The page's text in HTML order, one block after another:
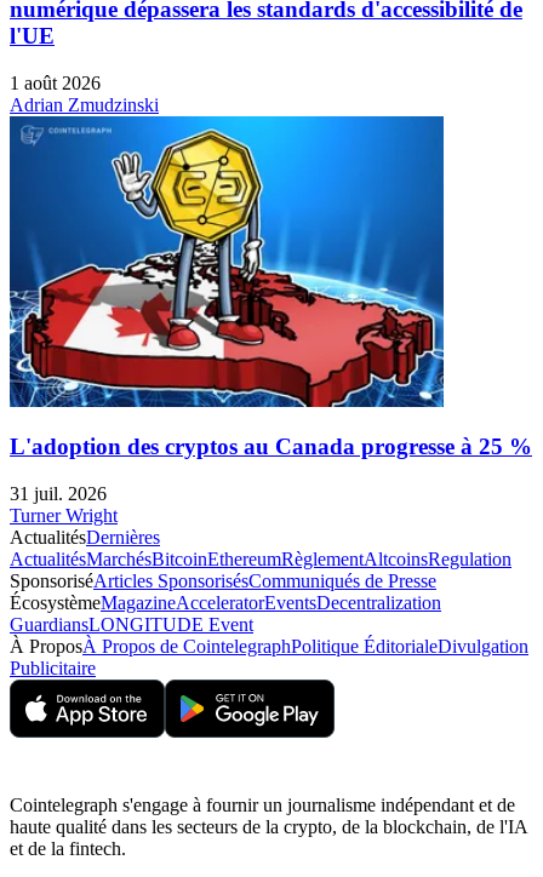
numérique dépassera les standards d'accessibilité de
l'UE
1 août 2026
Adrian Zmudzinski
L'adoption des cryptos au Canada progresse à 25 %
31 juil. 2026
Turner Wright
ActualitésDernières
ActualitésMarchésBitcoinEthereumRèglementAltcoinsRegulation
SponsoriséArticles SponsorisésCommuniqués de Presse
ÉcosystèmeMagazineAcceleratorEventsDecentralization
GuardiansLONGITUDE Event
À ProposÀ Propos de CointelegraphPolitique ÉditorialeDivulgation
Publicitaire
Cointelegraph s'engage à fournir un journalisme indépendant et de
haute qualité dans les secteurs de la crypto, de la blockchain, de l'IA
et de la fintech.